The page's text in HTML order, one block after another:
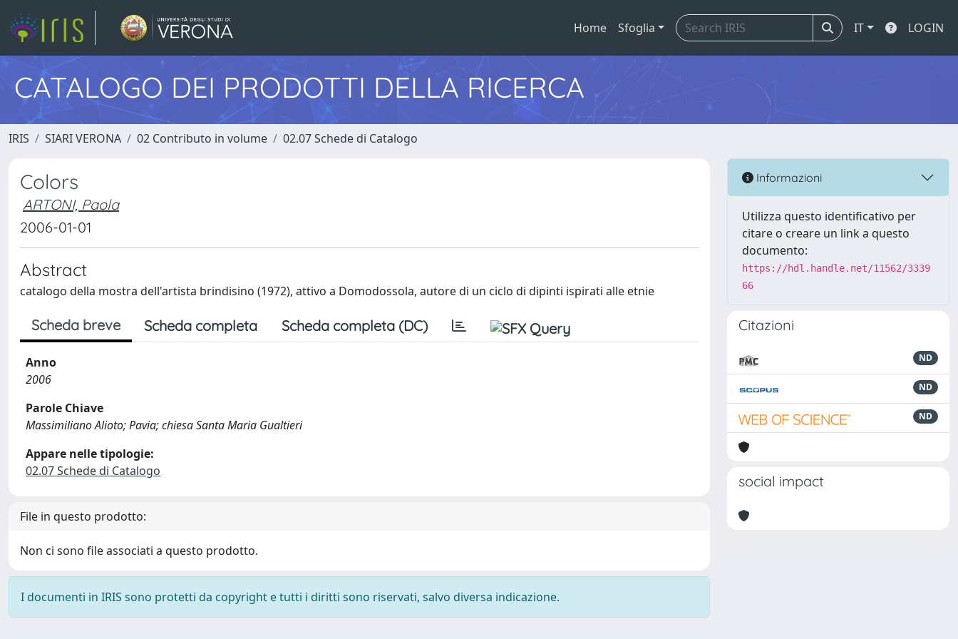
Home Sfoglia IT LOGIN
CATALOGO DEI PRODOTTI DELLA RICERCA
IRIS SIARI VERONA 02 Contributo in volume 02.07 Schede di Catalogo
Colors
ARTONI, Paola
2006-01-01
Abstract
catalogo della mostra dell'artista brindisino (1972), attivo a Domodossola, autore di un ciclo di dipinti ispirati alle etnie
Scheda breve Scheda completa Scheda completa (DC)
Anno
2006
Parole Chiave
Massimiliano Alioto; Pavia; chiesa Santa Maria Gualtieri
Appare nelle tipologie:
02.07 Schede di Catalogo
File in questo prodotto:
Non ci sono file associati a questo prodotto.
I documenti in IRIS sono protetti da copyright e tutti i diritti sono riservati, salvo diversa indicazione.
Informazioni
Utilizza questo identificativo per
citare o creare un link a questo
documento:
https://hdl.handle.net/11562/3339
66
Citazioni
ND
ND
ND
social impact